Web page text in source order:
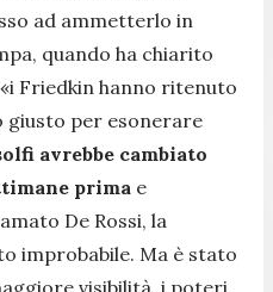
ad ammetterlo in
quando ha chiarito
«i Friedkin hanno ritenuto
giusto per esonerare
avrebbe cambiato
prima e
De Rossi, la
improbabile. Ma è stato
visibilità, i poteri